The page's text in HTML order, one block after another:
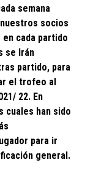
semana
socios
cada partido
se Irán
partido, para
el trofeo al
22. En
cuales han sido
para ir
general.